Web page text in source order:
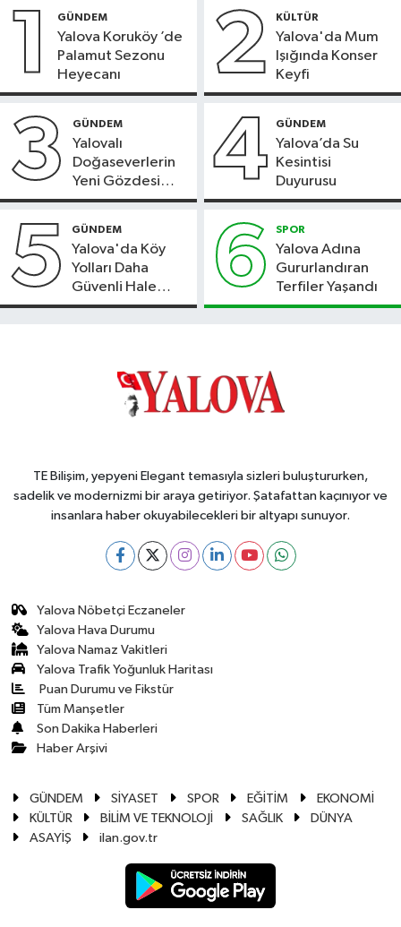
1 GÜNDEM
Yalova Koruköy ’de
Palamut Sezonu
Heyecanı
2 KÜLTÜR
Yalova'da Mum
Işığında Konser
Keyfi
3 GÜNDEM
Yalovalı
Doğaseverlerin
Yeni Gözdesi
Bolu'daki Meyve
4 GÜNDEM
Yalova’da Su
Kesintisi
Duyurusu
5 GÜNDEM
Yalova'da Köy
Yolları Daha
Güvenli Hale
Geliyor
6 SPOR
Yalova Adına
Gururlandıran
Terfiler Yaşandı
TE Bilişim, yepyeni Elegant temasıyla sizleri buluştururken,
sadelik ve modernizmi bir araya getiriyor. Şatafattan kaçınıyor ve
insanlara haber okuyabilecekleri bir altyapı sunuyor.
Yalova Nöbetçi Eczaneler
Yalova Hava Durumu
Yalova Namaz Vakitleri
Yalova Trafik Yoğunluk Haritası
Puan Durumu ve Fikstür
Tüm Manşetler
Son Dakika Haberleri
Haber Arşivi
GÜNDEM SİYASET SPOR EĞİTİM
EKONOMİ
KÜLTÜR
BİLİM VE TEKNOLOJİ SAĞLIK
DÜNYA
ASAYİŞ
ilan.gov.tr